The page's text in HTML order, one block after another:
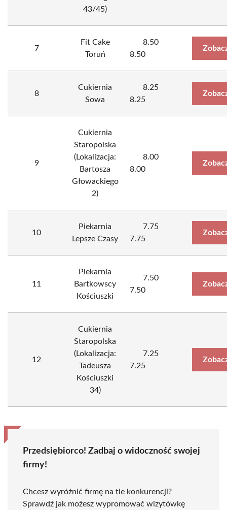
43/45)
7
Fit Cake
Toruń
8.50
8.50
8
Cukiernia
Sowa
8.25
8.25
9
Cukiernia
Staropolska
(Lokalizacja:
Bartosza
Głowackiego
2)
8.00
8.00
10
Piekarnia
Lepsze Czasy
7.75
7.75
11
Piekarnia
Bartkowscy
Kościuszki
7.50
7.50
12
Cukiernia
Staropolska
(Lokalizacja:
Tadeusza
Kościuszki
34)
7.25
7.25
Przedsiębiorco! Zadbaj o widoczność swojej
firmy!
Chcesz wyróżnić firmę na tle konkurencji?
Sprawdź jak możesz wypromować wizytówkę